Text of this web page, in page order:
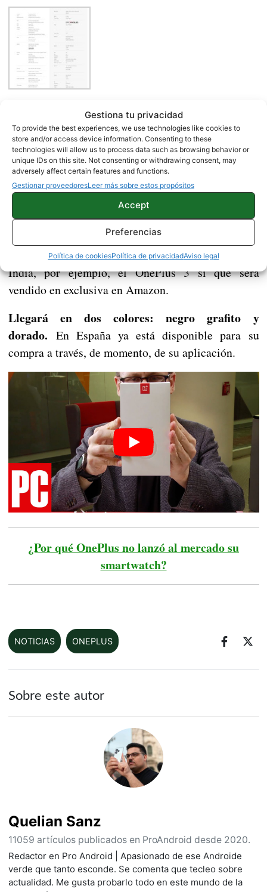
Gestiona tu privacidad
To provide the best experiences, we use technologies like cookies to
store and/or access device information. Consenting to these
technologies will allow us to process data such as browsing behavior or
unique IDs on this site. Not consenting or withdrawing consent, may
adversely affect certain features and functions.
Gestionar proveedoresLeer más sobre estos propósitos
Accept
Preferencias
Política de cookiesPolítica de privacidadAviso legal
Disponibilidad y precio
El nuevo OnePlus 3 sale al mercado por un
precio de 399 eurosy, al menos de momento y en
Europa, solo podrá comprarse a través de su página
web oficial. Aunque no hay que descartar que, en
las próximas semanas, pueda llegar a través de
Amazon, como ya se anunció anteriormente. En
India, por ejemplo, el OnePlus 3 sí que será
vendido en exclusiva en Amazon.
Llegará en dos colores: negro grafito y
dorado. En España ya está disponible para su
compra a través, de momento, de su aplicación.
¿Por qué OnePlus no lanzó al mercado su
smartwatch?
NOTICIAS ONEPLUS
Sobre este autor
Quelian Sanz
11059 artículos publicados en ProAndroid desde 2020.
Redactor en Pro Android | Apasionado de ese Androide
verde que tanto esconde. Se comenta que tecleo sobre
actualidad. Me gusta probarlo todo en este mundo de la